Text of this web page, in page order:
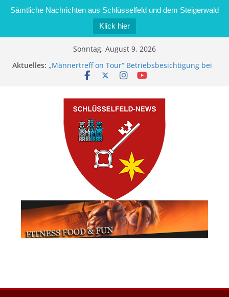
Sämtliche Nachrichten aus Schlüsselfeld und dem Steigerwald
Klick hier
Sonntag, August 9, 2026
Aktuelles: „Männertreff on Tour“ Betriebsbesichtigung bei
der Schreinerei Zimmermann GmbH
Brand in Sägewerk in Bernroth schnell unter
Kontrolle
Stadt Schlüsselfeld bietet Online-Anmeldung für
Kindergartenplätze an
Dieseldiebstahl im Wert von 600 Euro